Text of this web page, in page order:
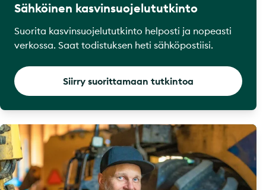
Sähköinen kasvinsuojelututkinto
Suorita kasvinsuojelututkinto helposti ja nopeasti
verkossa. Saat todistuksen heti sähköpostiisi.
Siirry suorittamaan tutkintoa